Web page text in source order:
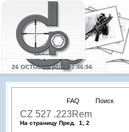
26 OCTOBER 2007 02:46:56
FAQ Поиск
CZ 527 .223Rem
На страницу Пред. 1, 2